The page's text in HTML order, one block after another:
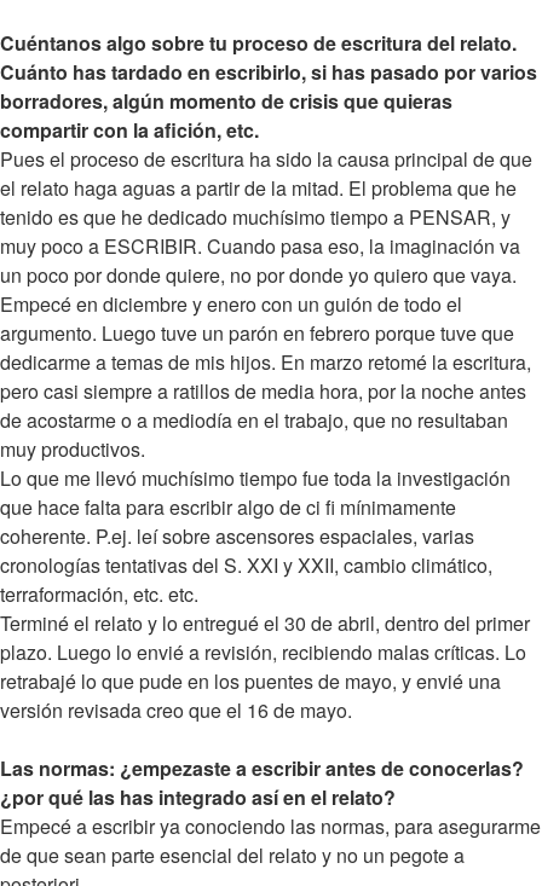
Cuéntanos algo sobre tu proceso de escritura del relato.
Cuánto has tardado en escribirlo, si has pasado por varios
borradores, algún momento de crisis que quieras
compartir con la afición, etc.
Pues el proceso de escritura ha sido la causa principal de que
el relato haga aguas a partir de la mitad. El problema que he
tenido es que he dedicado muchísimo tiempo a PENSAR, y
muy poco a ESCRIBIR. Cuando pasa eso, la imaginación va
un poco por donde quiere, no por donde yo quiero que vaya.
Empecé en diciembre y enero con un guión de todo el
argumento. Luego tuve un parón en febrero porque tuve que
dedicarme a temas de mis hijos. En marzo retomé la escritura,
pero casi siempre a ratillos de media hora, por la noche antes
de acostarme o a mediodía en el trabajo, que no resultaban
muy productivos.
Lo que me llevó muchísimo tiempo fue toda la investigación
que hace falta para escribir algo de ci fi mínimamente
coherente. P.ej. leí sobre ascensores espaciales, varias
cronologías tentativas del S. XXI y XXII, cambio climático,
terraformación, etc. etc.
Terminé el relato y lo entregué el 30 de abril, dentro del primer
plazo. Luego lo envié a revisión, recibiendo malas críticas. Lo
retrabajé lo que pude en los puentes de mayo, y envié una
versión revisada creo que el 16 de mayo.
Las normas: ¿empezaste a escribir antes de conocerlas?
¿por qué las has integrado así en el relato?
Empecé a escribir ya conociendo las normas, para asegurarme
de que sean parte esencial del relato y no un pegote a